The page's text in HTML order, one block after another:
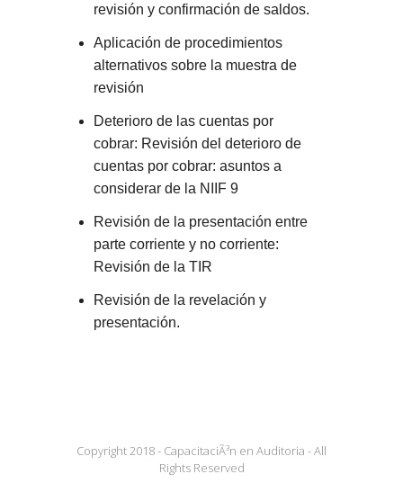
revisión y confirmación de saldos.
Aplicación de procedimientos
alternativos sobre la muestra de
revisión
Deterioro de las cuentas por
cobrar: Revisión del deterioro de
cuentas por cobrar: asuntos a
considerar de la NIIF 9
Revisión de la presentación entre
parte corriente y no corriente:
Revisión de la TIR
Revisión de la revelación y
presentación.
Copyright 2018 - CapacitaciÃ³n en Auditoria - All
Rights Reserved